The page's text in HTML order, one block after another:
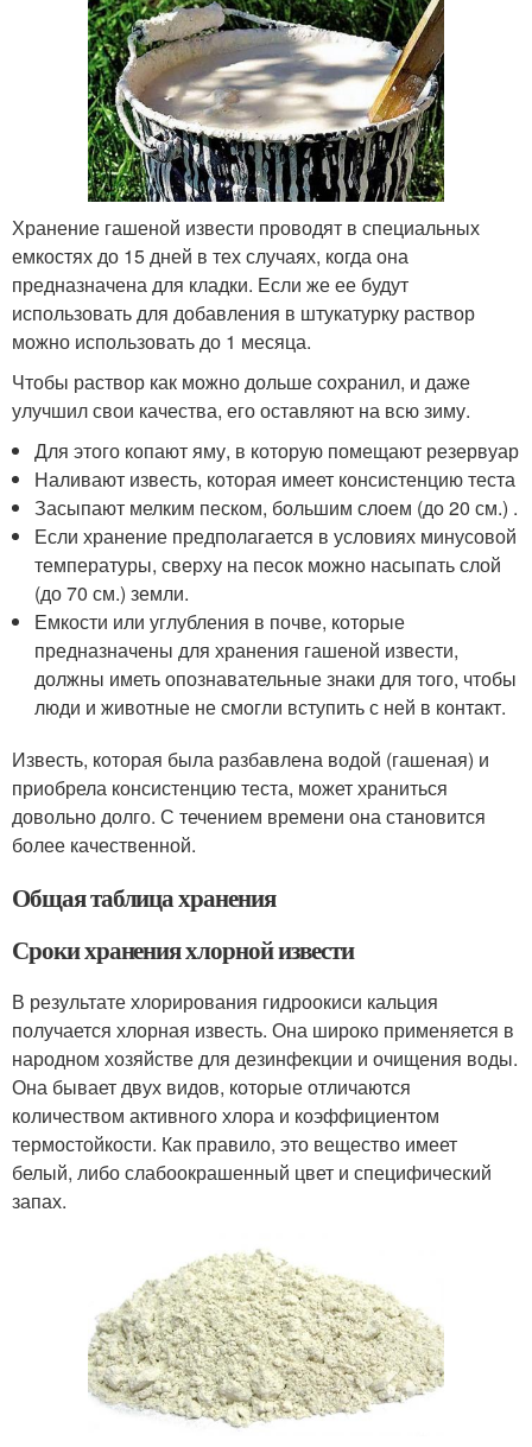
Хранение гашеной извести проводят в специальных
емкостях до 15 дней в тех случаях, когда она
предназначена для кладки. Если же ее будут
использовать для добавления в штукатурку раствор
можно использовать до 1 месяца.
Чтобы раствор как можно дольше сохранил, и даже
улучшил свои качества, его оставляют на всю зиму.
Для этого копают яму, в которую помещают резервуар
Наливают известь, которая имеет консистенцию теста
Засыпают мелким песком, большим слоем (до 20 см.) .
Если хранение предполагается в условиях минусовой
температуры, сверху на песок можно насыпать слой
(до 70 см.) земли.
Емкости или углубления в почве, которые
предназначены для хранения гашеной извести,
должны иметь опознавательные знаки для того, чтобы
люди и животные не смогли вступить с ней в контакт.
Известь, которая была разбавлена водой (гашеная) и
приобрела консистенцию теста, может храниться
довольно долго. С течением времени она становится
более качественной.
Общая таблица хранения
Сроки хранения хлорной извести
В результате хлорирования гидроокиси кальция
получается хлорная известь. Она широко применяется в
народном хозяйстве для дезинфекции и очищения воды.
Она бывает двух видов, которые отличаются
количеством активного хлора и коэффициентом
термостойкости. Как правило, это вещество имеет
белый, либо слабоокрашенный цвет и специфический
запах.